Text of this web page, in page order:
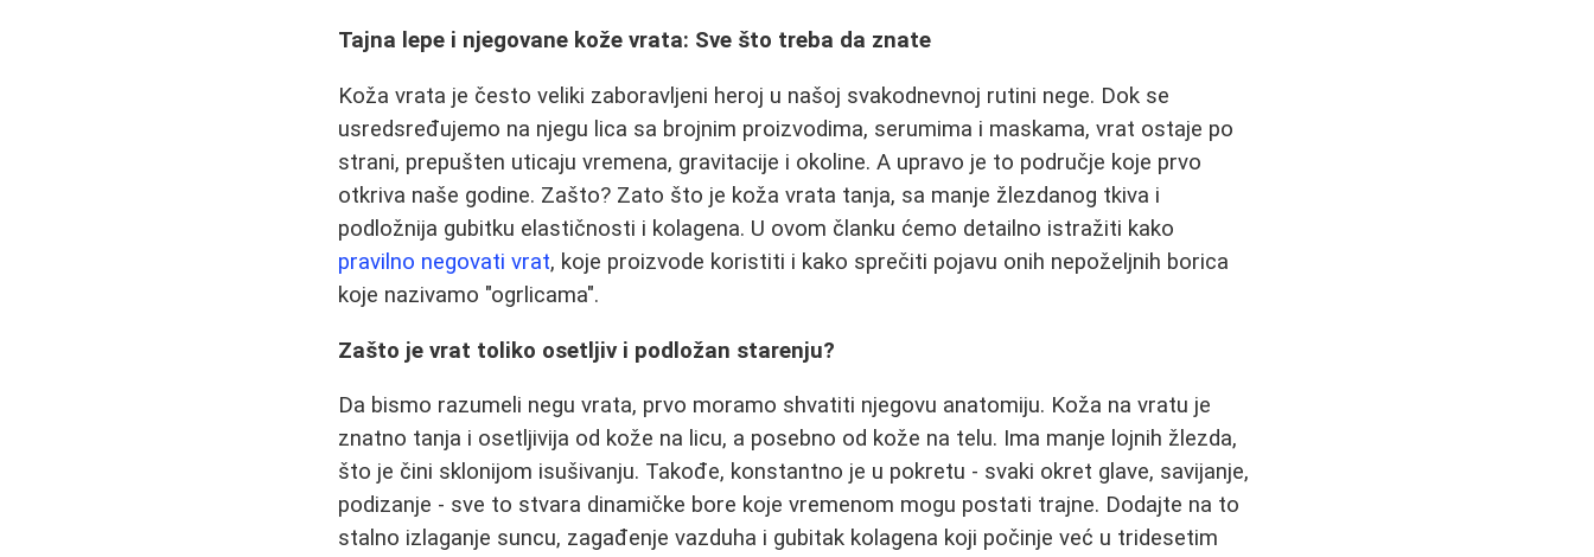
Tajna lepe i njegovane kože vrata: Sve što treba da znate
Koža vrata je često veliki zaboravljeni heroj u našoj svakodnevnoj rutini nege. Dok se
usredsređujemo na njegu lica sa brojnim proizvodima, serumima i maskama, vrat ostaje po
strani, prepušten uticaju vremena, gravitacije i okoline. A upravo je to područje koje prvo
otkriva naše godine. Zašto? Zato što je koža vrata tanja, sa manje žlezdanog tkiva i
podložnija gubitku elastičnosti i kolagena. U ovom članku ćemo detailno istražiti kako
pravilno negovati vrat, koje proizvode koristiti i kako sprečiti pojavu onih nepoželjnih borica
koje nazivamo "ogrlicama".
Zašto je vrat toliko osetljiv i podložan starenju?
Da bismo razumeli negu vrata, prvo moramo shvatiti njegovu anatomiju. Koža na vratu je
znatno tanja i osetljivija od kože na licu, a posebno od kože na telu. Ima manje lojnih žlezda,
što je čini sklonijom isušivanju. Takođe, konstantno je u pokretu - svaki okret glave, savijanje,
podizanje - sve to stvara dinamičke bore koje vremenom mogu postati trajne. Dodajte na to
stalno izlaganje suncu, zagađenje vazduha i gubitak kolagena koji počinje već u tridesetim